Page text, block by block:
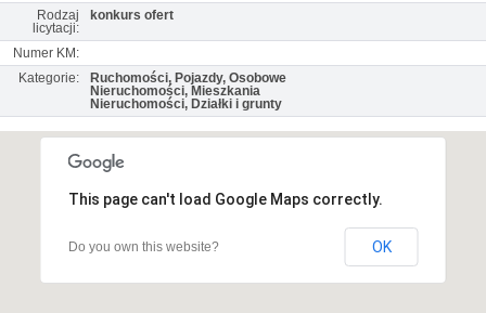
Rodzaj
licytacji:
konkurs ofert
Numer KM:
Kategorie:
Ruchomości, Pojazdy, Osobowe
Nieruchomości, Mieszkania
Nieruchomości, Działki i grunty
This page can't load Google Maps correctly.
Do you own this website? OK